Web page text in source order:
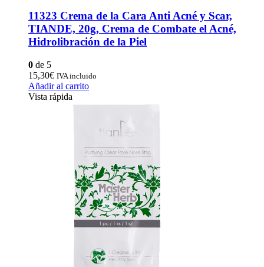
11323 Crema de la Cara Anti Acné y Scar,
TIANDE, 20g, Crema de Combate el Acné,
Hidrolibración de la Piel
0 de 5
15,30€ IVA incluido
Añadir al carrito
Vista rápida